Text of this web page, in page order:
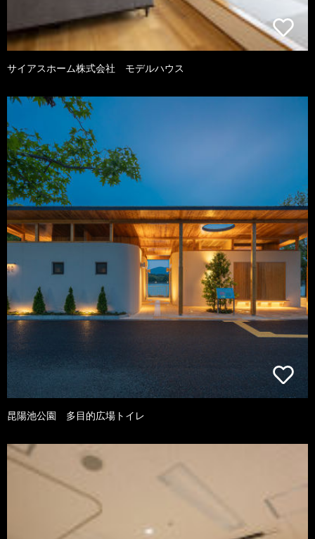
サイアスホーム株式会社 モデルハウス
昆陽池公園 多目的広場トイレ